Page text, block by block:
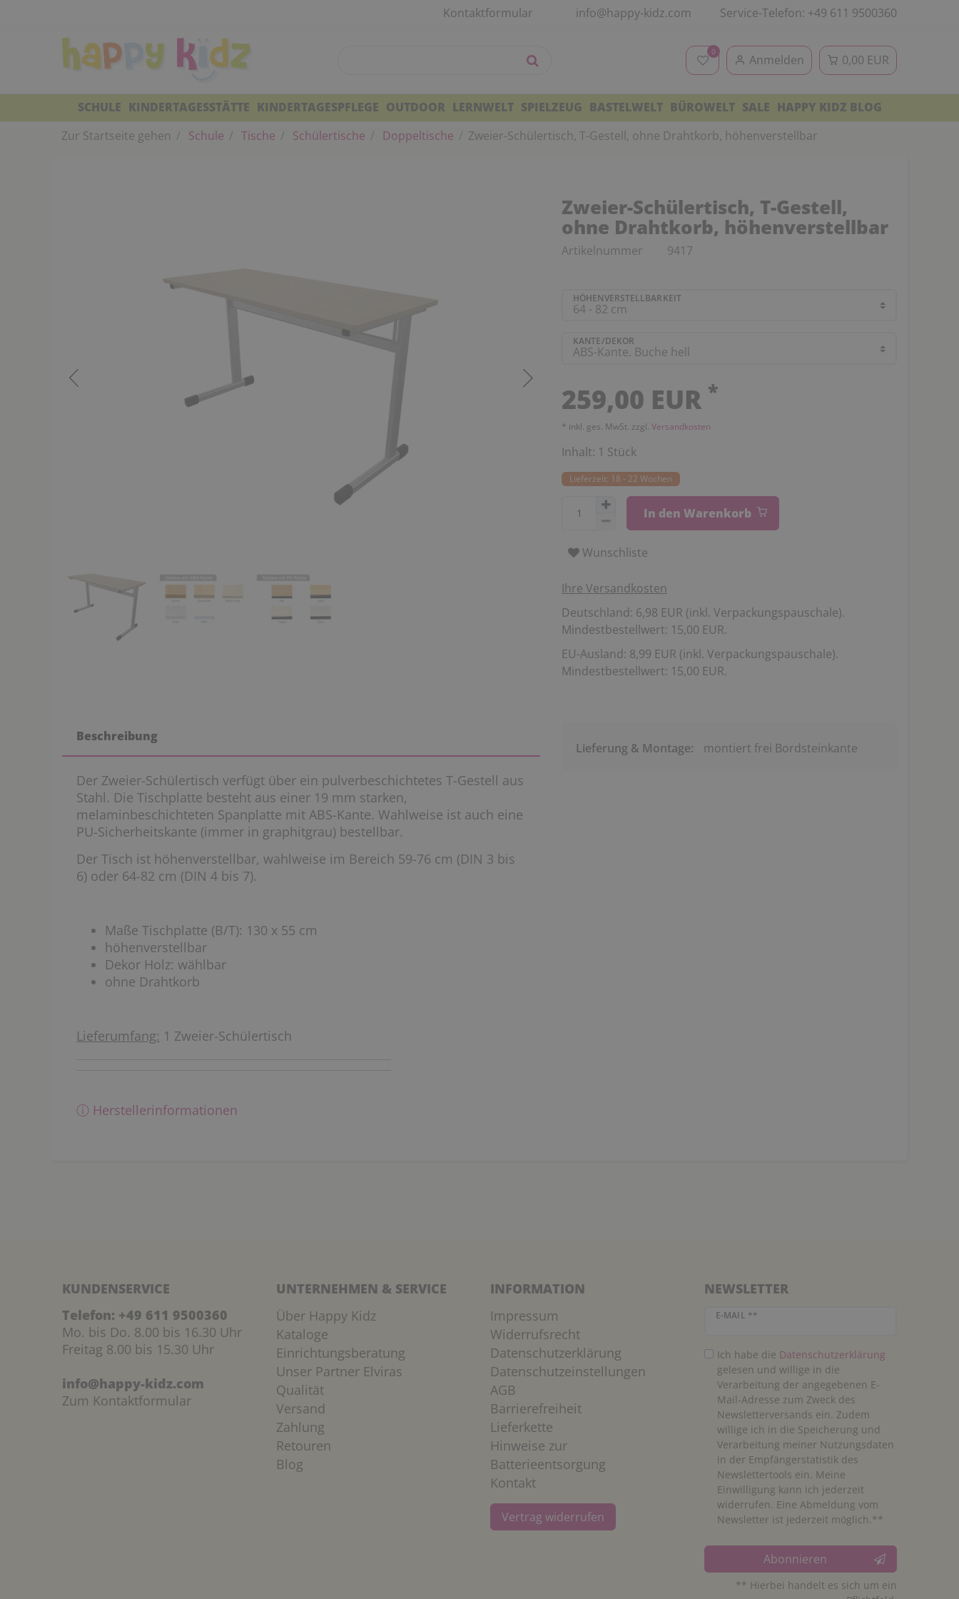
Kontaktformular info@happy-kidz.com Service-Telefon: +49 611 9500360
0
Anmelden 0,00 EUR
SCHULE KINDERTAGESSTÄTTE KINDERTAGESPFLEGE OUTDOOR LERNWELT SPIELZEUG BASTELWELT BÜROWELT SALE HAPPY KIDZ BLOG
Zur Startseite gehen
Schule Tische Schülertische Doppeltische Zweier-Schülertisch, T-Gestell, ohne Drahtkorb, höhenverstellbar
Zweier-Schülertisch, T-Gestell,
ohne Drahtkorb, höhenverstellbar
Artikelnummer 9417
HÖHENVERSTELLBARKEIT
KANTE/DEKOR
259,00 EUR *
* inkl. ges. MwSt. zzgl. Versandkosten
Inhalt: 1 Stück
Lieferzeit: 18 - 22 Wochen
In den Warenkorb
Wunschliste
Ihre Versandkosten
Deutschland: 6,98 EUR (inkl. Verpackungspauschale).
Mindestbestellwert: 15,00 EUR.
EU-Ausland: 8,99 EUR (inkl. Verpackungspauschale).
Mindestbestellwert: 15,00 EUR.
Beschreibung
Der Zweier-Schülertisch verfügt über ein pulverbeschichtetes T-Gestell aus
Stahl. Die Tischplatte besteht aus einer 19 mm starken,
melaminbeschichteten Spanplatte mit ABS-Kante. Wahlweise ist auch eine
PU-Sicherheitskante (immer in graphitgrau) bestellbar.
Der Tisch ist höhenverstellbar, wahlweise im Bereich 59-76 cm (DIN 3 bis
6) oder 64-82 cm (DIN 4 bis 7).
Maße Tischplatte (B/T): 130 x 55 cm
höhenverstellbar
Dekor Holz: wählbar
ohne Drahtkorb
Lieferumfang: 1 Zweier-Schülertisch
ⓘ Herstellerinformationen
Lieferung & Montage: montiert frei Bordsteinkante
KUNDENSERVICE
Telefon: +49 611 9500360
Mo. bis Do. 8.00 bis 16.30 Uhr
Freitag 8.00 bis 15.30 Uhr
info@happy-kidz.com
Zum Kontaktformular
UNTERNEHMEN & SERVICE
Über Happy Kidz
Kataloge
Einrichtungsberatung
Unser Partner Elviras
Qualität
Versand
Zahlung
Retouren
Blog
INFORMATION
Impressum
Widerrufsrecht
Datenschutzerklärung
Datenschutzeinstellungen
AGB
Barrierefreiheit
Lieferkette
Hinweise zur
Batterieentsorgung
Kontakt
Vertrag widerrufen
NEWSLETTER
E-MAIL **
Newsletter Honig
Ich habe die Daten­schutz­erklärung
gelesen und willige in die
Verarbeitung der angegebenen E-
Mail-Adresse zum Zweck des
Newsletterversands ein. Zudem
willige ich in die Speicherung und
Verarbeitung meiner Nutzungsdaten
in der Empfängerstatistik des
Newslettertools ein. Meine
Einwilligung kann ich jederzeit
widerrufen. Eine Abmeldung vom
Newsletter ist jederzeit möglich.**
Abonnieren
** Hierbei handelt es sich um ein